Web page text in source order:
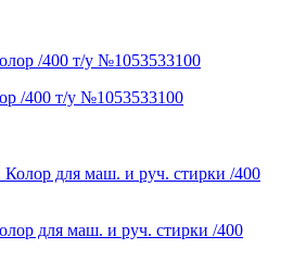
/400 т/у №1053533100
для маш. и руч. стирки /400